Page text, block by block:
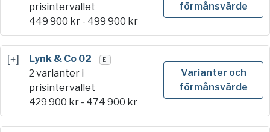
prisintervallet
449 900 kr - 499 900 kr
förmånsvärde
[+] Lynk & Co 02 El
2 varianter i
prisintervallet
429 900 kr - 474 900 kr
Varianter och
förmånsvärde